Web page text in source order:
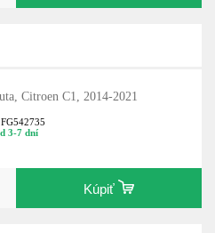
Citroen C1, 2014-2021
3-7 dní
Kúpiť